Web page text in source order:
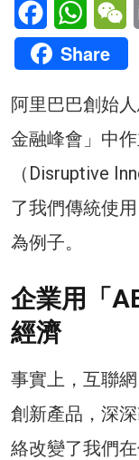
Share
阿里巴巴創始
金融峰會」中
（Disruptive
了我們傳統使
為例子。
企業用「
經濟
事實上，互聯
創新產品，深
絡改變了我們